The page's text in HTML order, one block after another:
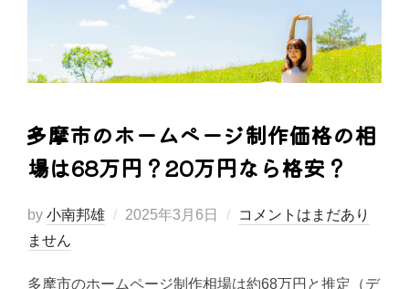
多摩市のホームページ制作価格の相
場は68万円？20万円なら格安？
by 小南邦雄
投
2025年3月6日
コメントはまだあり
ません
多摩市のホームページ制作相場は約68万円と推定（デ